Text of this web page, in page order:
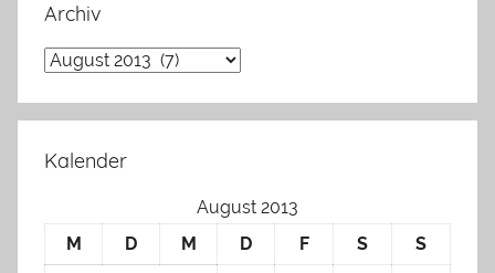
Archiv
Archiv
Kalender
August 2013
M
D M D F S S